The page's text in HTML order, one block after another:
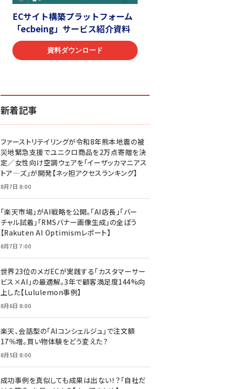
新着記事
ファーストリテイリングが令和8年熊本地震の被
災地緊急支援でユニクロ商品を2万点寄贈を決
定／女性向け空調ウェアを「イーザッカマニアス
トア―ズ」が開発【ネッ担アクセスランキング】
8月7日 8:00
「楽天市場」がAI戦略を公開。「AI店長」「バー
チャル試着」「RMSバナー画像生成」の全ぼう
【Rakuten AI Optimismレポート】
8月7日 7:00
世界23位のメガECが実践する「カスタマーサー
ビス×AI」の最適解。3年で顧客満足度144%向
上した【Lululemon事例】
8月6日 8:00
楽天、会話型の「AIコンシェルジュ」で注文額
17％増。買い物体験をどう変えた？
8月5日 8:00
成功事例を真似しても成果は出ない！？「自社だ